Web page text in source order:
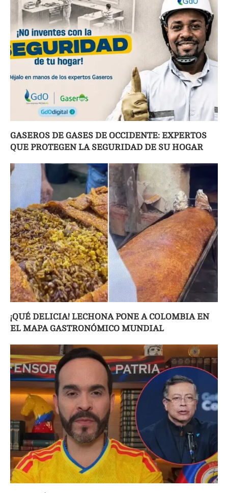
GASEROS DE GASES DE OCCIDENTE: EXPERTOS
QUE PROTEGEN LA SEGURIDAD DE SU HOGAR
¡QUÉ DELICIA! LECHONA PONE A COLOMBIA EN
EL MAPA GASTRONÓMICO MUNDIAL